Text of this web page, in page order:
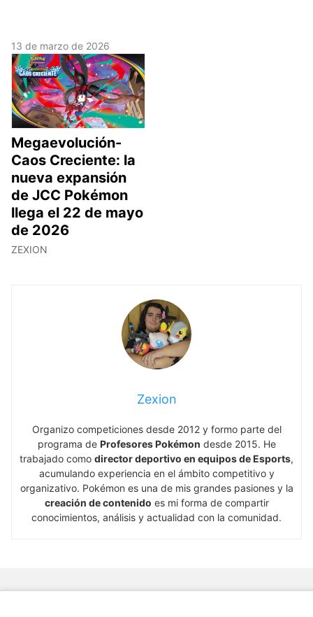
13 de marzo de 2026
Megaevolución-
Caos Creciente: la
nueva expansión
de JCC Pokémon
llega el 22 de mayo
de 2026
ZEXION
Zexion
Organizo competiciones desde 2012 y formo parte del
programa de Profesores Pokémon desde 2015. He
trabajado como director deportivo en equipos de Esports,
acumulando experiencia en el ámbito competitivo y
organizativo. Pokémon es una de mis grandes pasiones y la
creación de contenido es mi forma de compartir
conocimientos, análisis y actualidad con la comunidad.